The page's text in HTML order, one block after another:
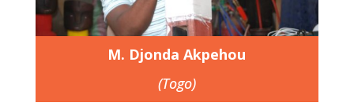
M. Djonda Akpehou
(Togo)